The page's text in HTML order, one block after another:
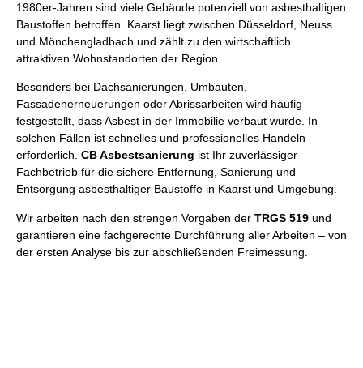
1980er-Jahren sind viele Gebäude potenziell von asbesthaltigen
Baustoffen betroffen. Kaarst liegt zwischen Düsseldorf, Neuss
und Mönchengladbach und zählt zu den wirtschaftlich
attraktiven Wohnstandorten der Region.
Besonders bei Dachsanierungen, Umbauten,
Fassadenerneuerungen oder Abrissarbeiten wird häufig
festgestellt, dass Asbest in der Immobilie verbaut wurde. In
solchen Fällen ist schnelles und professionelles Handeln
erforderlich. CB Asbestsanierung ist Ihr zuverlässiger
Fachbetrieb für die sichere Entfernung, Sanierung und
Entsorgung asbesthaltiger Baustoffe in Kaarst und Umgebung.
Wir arbeiten nach den strengen Vorgaben der TRGS 519 und
garantieren eine fachgerechte Durchführung aller Arbeiten – von
der ersten Analyse bis zur abschließenden Freimessung.